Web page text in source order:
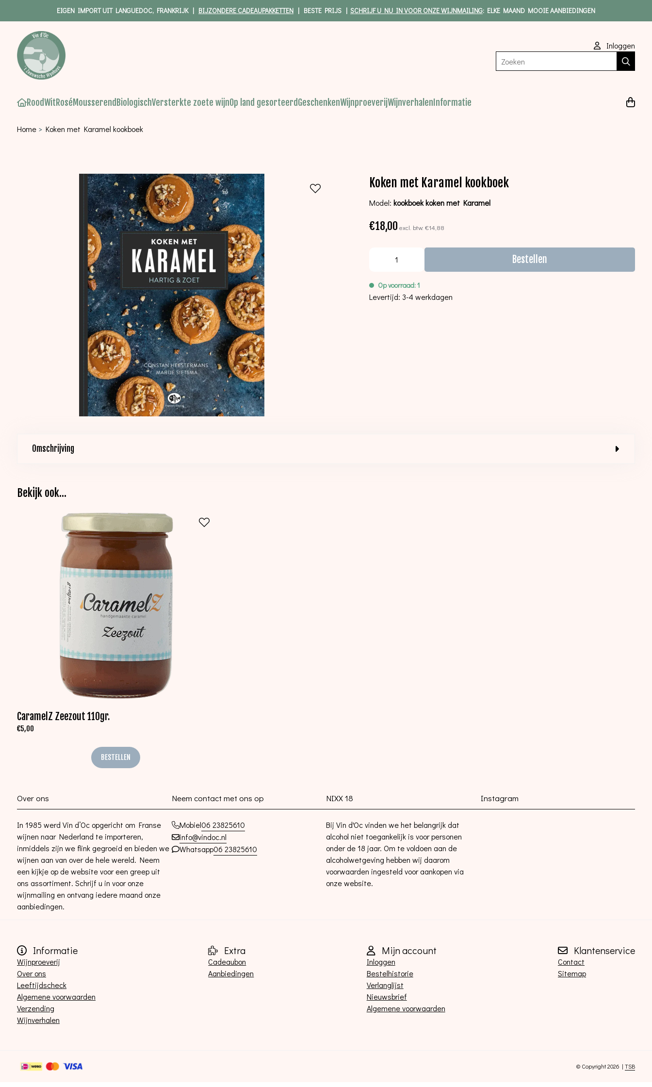
EIGEN IMPORT UIT LANGUEDOC, FRANKRIJK | BIJZONDERE CADEAUPAKKETTEN | BESTE PRIJS | SCHRIJF U NU IN VOOR ONZE WIJNMAILING: ELKE MAAND MOOIE AANBIEDINGEN
Inloggen
Zoeken
RoodWitRoséMousserend BiologischVersterkte zoete wijnOp land gesorteerdGeschenkenWijnproeverijWijnverhalen Informatie
Home > Koken met Karamel kookboek
Koken met Karamel kookboek
Model:kookboek koken met Karamel
€18,00 excl. btw:€14,88
Bestellen
Op voorraad: 1
Levertijd: 3-4 werkdagen
Omschrijving
Bekijk ook...
CaramelZ Zeezout 110gr.
€5,00
BESTELLEN
Over ons
In 1985 werd Vin d’Oc opgericht om Franse
wijnen naar Nederland te importeren,
inmiddels zijn we flink gegroeid en bieden we
wijnen aan van over de hele wereld. Neem
een kijkje op de website voor een greep uit
ons assortiment. Schrijf u in voor onze
wijnmailing en ontvang iedere maand onze
aanbiedingen.
Neem contact met ons op
Mobiel06 23825610
info@vindoc.nl
Whatsapp06 23825610
NIXX 18
Bij Vin d'Oc vinden we het belangrijk dat
alcohol niet toegankelijk is voor personen
onder de 18 jaar. Om te voldoen aan de
alcoholwetgeving hebben wij daarom
voorwaarden ingesteld voor aankopen via
onze website.
Instagram
Informatie
Wijnproeverij
Over ons
Leeftijdscheck
Algemene voorwaarden
Verzending
Wijnverhalen
Extra
Cadeaubon
Aanbiedingen
Mijn account
Inloggen
Bestelhistorie
Verlanglijst
Nieuwsbrief
Algemene voorwaarden
Klantenservice
Contact
Sitemap
© Copyright 2026 | TSB